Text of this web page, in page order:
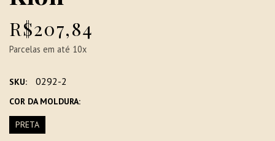
R$207,84
Parcelas em até 10x
SKU: 0292-2
COR DA MOLDURA:
PRETA